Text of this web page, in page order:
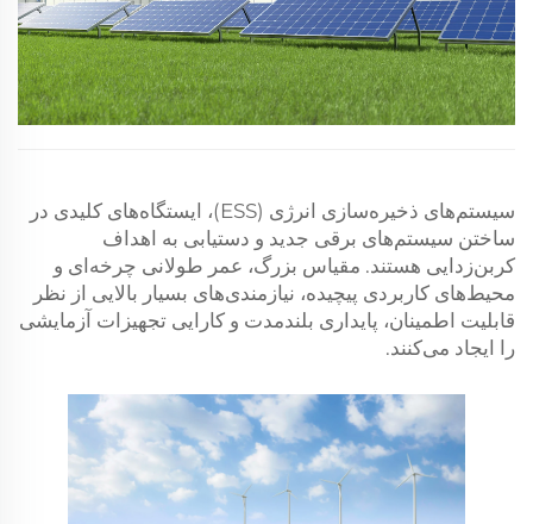
سیستم‌های ذخیره‌سازی انرژی (ESS)، ایستگاه‌های کلیدی در
ساختن سیستم‌های برقی جدید و دستیابی به اهداف
کربن‌زدایی هستند. مقیاس بزرگ، عمر طولانی چرخه‌ای و
محیط‌های کاربردی پیچیده، نیازمندی‌های بسیار بالایی از نظر
قابلیت اطمینان، پایداری بلندمدت و کارایی تجهیزات آزمایشی
را ایجاد می‌کنند.